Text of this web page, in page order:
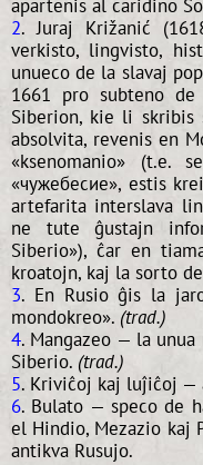
apartenis al caridino
2. Juraj Križanić
verkisto, lingvisto,
unueco de la slavaj
1661 pro subteno
Siberion, kie li skribis
absolvita, revenis en
«ksenomanio» (t.e.
«чужебесие», estis
artefarita interslava
ne tute ĝustajn
Siberio»), ĉar en
kroatojn, kaj la sorto
3. En Rusio ĝis la
mondokreo». (trad.)
4. Mangazeo — la
Siberio. (trad.)
5. Kriviĉoj kaj luĵiĉoj —
6. Bulato — speco de
el Hindio, Mezazio kaj
antikva Rusujo.